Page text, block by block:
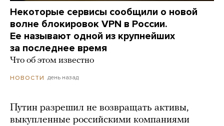
Некоторые сервисы сообщили о новой
волне блокировок VPN в России.
Ее называют одной из крупнейших
за последнее время
Что об этом известно
НОВОСТИ день назад
Путин разрешил не возвращать активы,
выкупленные российскими компаниями